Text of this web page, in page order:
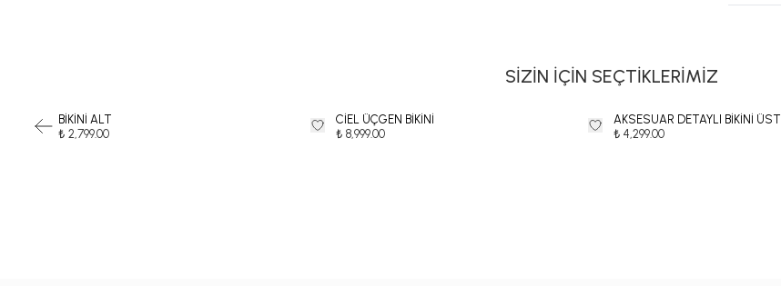
SİZİN İÇİN SEÇTİKLERİMİZ
BİKİNİ ALT
₺ 2,799.00
CİEL ÜÇGEN BİKİNİ
₺ 8,999.00
AKSESUAR DETAYLI BİKİNİ ÜST
₺ 4,299.00